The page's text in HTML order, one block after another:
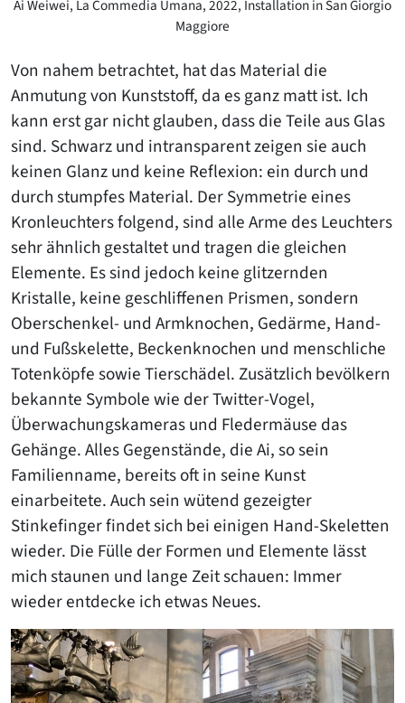
Ai Weiwei, La Commedia Umana, 2022, Installation in San Giorgio
Maggiore
Von nahem betrachtet, hat das Material die
Anmutung von Kunststoff, da es ganz matt ist. Ich
kann erst gar nicht glauben, dass die Teile aus Glas
sind. Schwarz und intransparent zeigen sie auch
keinen Glanz und keine Reflexion: ein durch und
durch stumpfes Material. Der Symmetrie eines
Kronleuchters folgend, sind alle Arme des Leuchters
sehr ähnlich gestaltet und tragen die gleichen
Elemente. Es sind jedoch keine glitzernden
Kristalle, keine geschliffenen Prismen, sondern
Oberschenkel- und Armknochen, Gedärme, Hand-
und Fußskelette, Beckenknochen und menschliche
Totenköpfe sowie Tierschädel. Zusätzlich bevölkern
bekannte Symbole wie der Twitter-Vogel,
Überwachungskameras und Fledermäuse das
Gehänge. Alles Gegenstände, die Ai, so sein
Familienname, bereits oft in seine Kunst
einarbeitete. Auch sein wütend gezeigter
Stinkefinger findet sich bei einigen Hand-Skeletten
wieder. Die Fülle der Formen und Elemente lässt
mich staunen und lange Zeit schauen: Immer
wieder entdecke ich etwas Neues.